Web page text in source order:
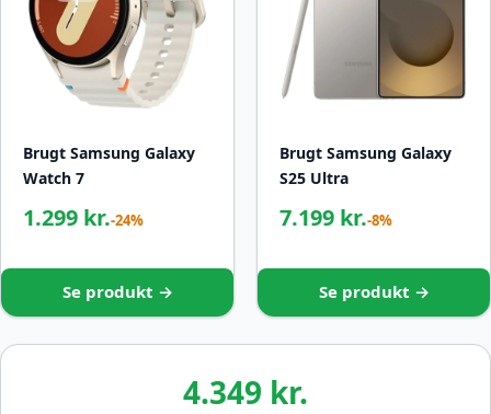
Brugt Samsung Galaxy
Watch 7
1.299 kr.-24%
Se produkt →
Brugt Samsung Galaxy
S25 Ultra
7.199 kr.-8%
Se produkt →
4.349 kr.